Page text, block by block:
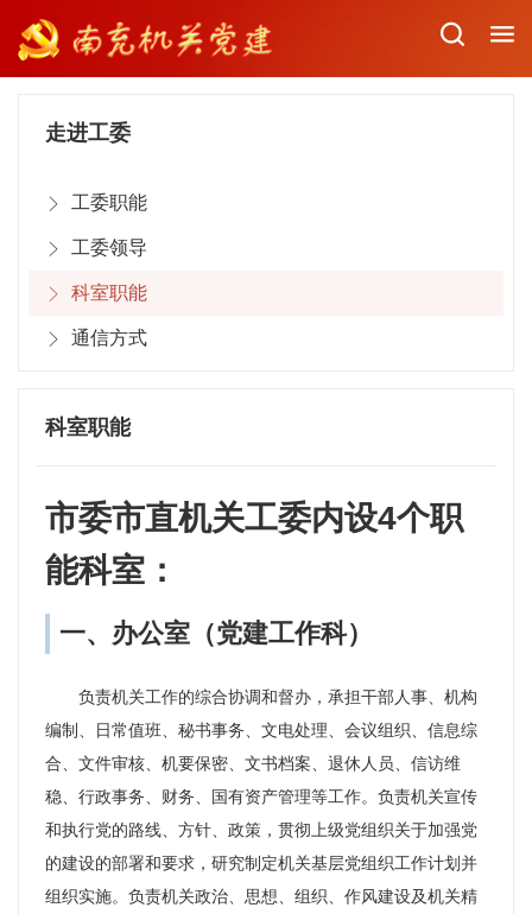
走进工委
工委职能
工委领导
科室职能
通信方式
科室职能
市委市直机关工委内设4个职
能科室：
一、办公室（党建工作科）
负责机关工作的综合协调和督办，承担干部人事、机构
编制、日常值班、秘书事务、文电处理、会议组织、信息综
合、文件审核、机要保密、文书档案、退休人员、信访维
稳、行政事务、财务、国有资产管理等工作。负责机关宣传
和执行党的路线、方针、政策，贯彻上级党组织关于加强党
的建设的部署和要求，研究制定机关基层党组织工作计划并
组织实施。负责机关政治、思想、组织、作风建设及机关精